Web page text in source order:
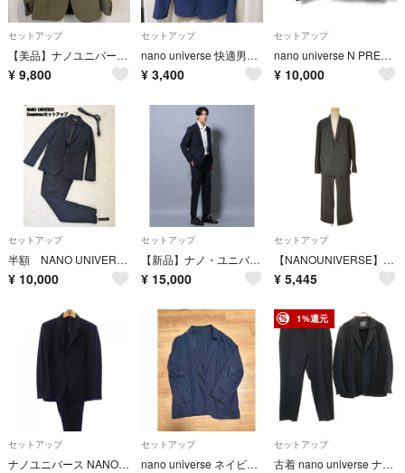
セットアップ
【美品】ナノユニバース セットアップ カーキ Sサイズ 春夏 軽量 ジャケット
¥ 9,800
セットアップ
nano universe 快適男セットアップ
¥ 3,400
セットアップ
nano universe N PREMIUM ウールデニムスーツ ネイビー L
¥ 10,000
セットアップ
半額 NANO UNIVERSE Damerina スーツセットアップ 紺 M
¥ 10,000
セットアップ
【新品】ナノ・ユニバース「Damerino」ストレッチセットアップ
¥ 15,000
セットアップ
【NANOUNIVERSE】668-1118008 SUNLIGHT リラックスセットアップ
¥ 5,445
セットアップ
ナノユニバース NANO UNIVERSE セットアップ
セットアップ
nano universe ネイビー ビジネスジャケット パンツセットアップ
1%還元
セットアップ
古着 nano universe ナノユニバース スーツ 上下 セットアップ M/85 グレー ストレッチ メンズ